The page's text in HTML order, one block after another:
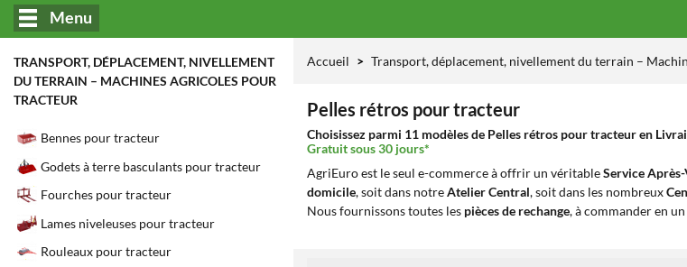
Menu
TRANSPORT, DÉPLACEMENT, NIVELLEMENT
DU TERRAIN – MACHINES AGRICOLES POUR
TRACTEUR
Bennes pour tracteur
Godets à terre basculants pour tracteur
Fourches pour tracteur
Lames niveleuses pour tracteur
Rouleaux pour tracteur
Accueil Transport, déplacement, nivellement du terrain –
Pelles rétros pour tracteur
Choisissez parmi 11 modèles de Pelles rétros pour tracteur en
Gratuit sous 30 jours*
AgriEuro est le seul e-commerce à offrir un véritableService
domicile, soit dans notreAtelier Central, soit dans les nombreux
Nous fournissons toutes les pièces de rechange, à commander en